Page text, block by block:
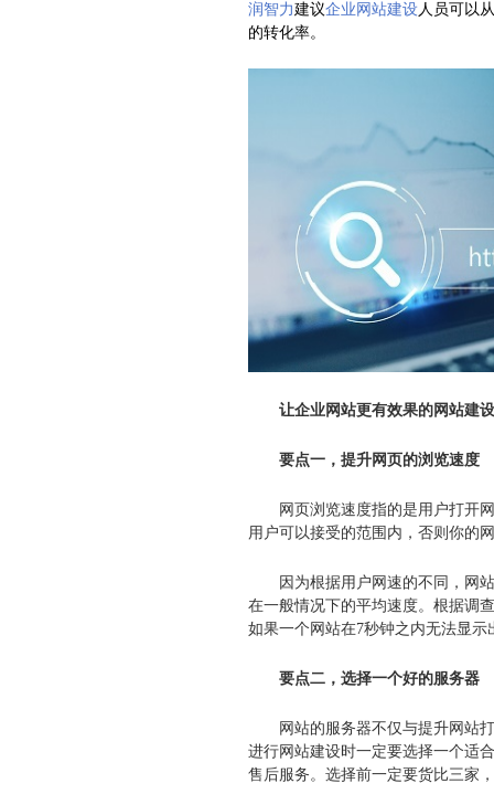
润智力建议企业网站建设人员可以
的转化率。
让企业网站更有效果的网站建
要点一，提升网页的浏览速度
网页浏览速度指的是用户打开网
用户可以接受的范围内，否则你的
因为根据用户网速的不同，网站
在一般情况下的平均速度。根据调
如果一个网站在7秒钟之内无法显
要点二，选择一个好的服务器
网站的服务器不仅与提升网站打
进行网站建设时一定要选择一个适
售后服务。选择前一定要货比三家